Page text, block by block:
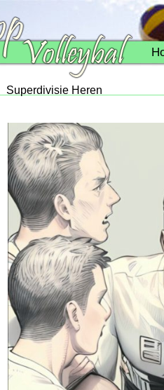
Superdivisie Heren